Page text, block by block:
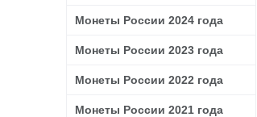
Монеты России 2024 года
Монеты России 2023 года
Монеты России 2022 года
Монеты России 2021 года